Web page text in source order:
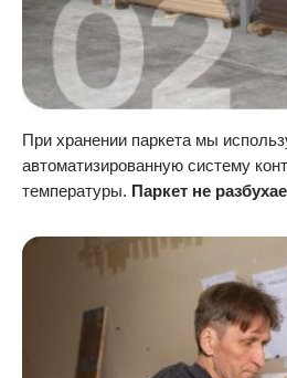
При хранении паркета мы
автоматизированную систему
температуры. Паркет не